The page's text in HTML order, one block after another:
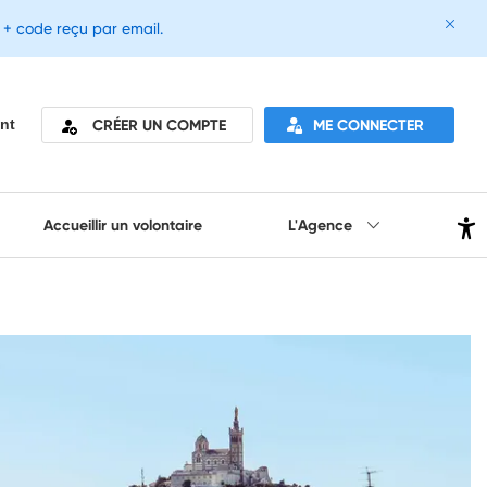
CRÉER UN COMPTE ME CONNECTER
Accueillir un volontaire L'Agence
code reçu par email.